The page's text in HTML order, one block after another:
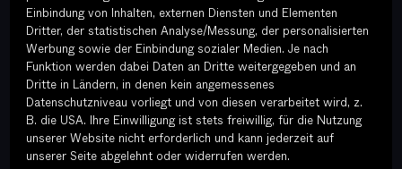
Einbindung von Inhalten, externen Diensten und Elementen
Dritter, der statistischen Analyse/Messung, der personalisierten
Werbung sowie der Einbindung sozialer Medien. Je nach
Funktion werden dabei Daten an Dritte weitergegeben und an
Dritte in Ländern, in denen kein angemessenes
Datenschutzniveau vorliegt und von diesen verarbeitet wird, z.
B. die USA. Ihre Einwilligung ist stets freiwillig, für die Nutzung
unserer Website nicht erforderlich und kann jederzeit auf
unserer Seite abgelehnt oder widerrufen werden.
bereits vorhandene Hardware nutzen, um die
Innovation zum Leben zu erwecken.
Doch wie genau funktioniert Nanite? Stark
vereinfacht ausgedrückt, passt Nanite das
Detailniveau jedes im Viewport sichtbaren 3D-
Modells entsprechend seiner Größe im